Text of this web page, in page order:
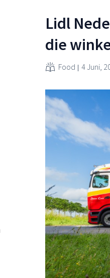
Lidl
die
Food 4 Juni,